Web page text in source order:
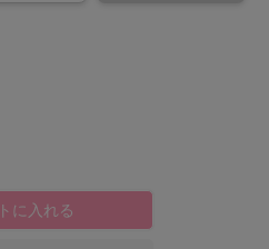
に入れる